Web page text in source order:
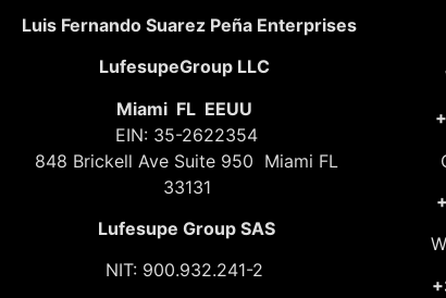
Luis Fernando Suarez Peña Enterprises
LufesupeGroup LLC
Miami FL EEUU
EIN: 35-2622354
848 Brickell Ave Suite 950 Miami FL
33131
Lufesupe Group SAS
NIT: 900.932.241-2